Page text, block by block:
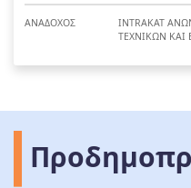
ΑΝΑΔΟΧΟΣ
INTRAKAT
ΤΕΧΝΙΚΩΝ ΚΑΙ